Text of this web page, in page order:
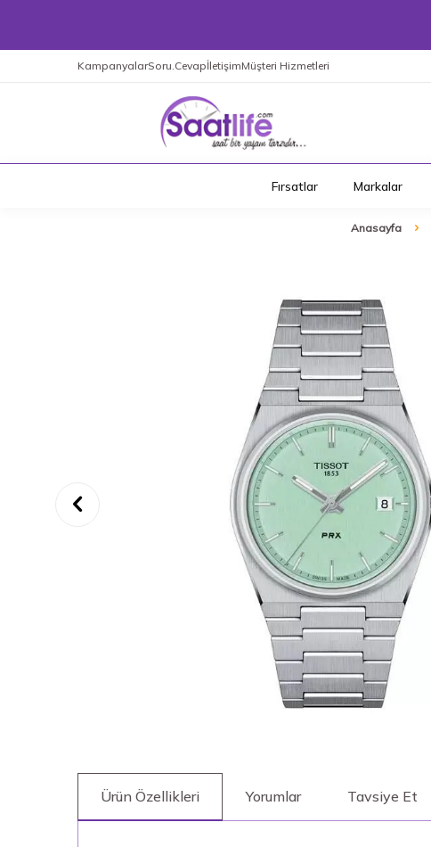
KampanyalarSoru.CevapİletişimMüşteri Hizmetleri
Fırsatlar Markalar
Anasayfa
Ürün Özellikleri Yorumlar Tavsiye Et